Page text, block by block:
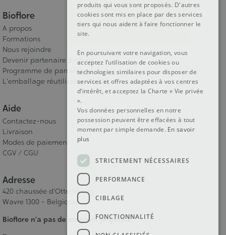
Bioflore
A propos
Formations
Nous rejoindre
Devenir partenaire Bioflore
Programme de parrainage
L'emballage réutilisable RE-ZIP
Aide
Contactez-nous
Livraison
Modes de paiement
CGV / CGU
Adresse
420 chaussée d'Ottenbourg
Wavre 1300 - Belgique
Bioflore n’a pas de magasin physique.
produits qui vous sont proposés. D'autres
cookies sont mis en place par des services
tiers qui nous aident à faire fonctionner le
site.
En poursuivant votre navigation, vous
acceptez l’utilisation de cookies ou
technologies similaires pour disposer de
services et offres adaptées à vos centres
d’intérêt, et acceptez la Charte « Vie privée
».
Vos données personnelles en notre
possession peuvent être effacées à tout
moment par simple demande. En savoir
plus
STRICTEMENT NÉCESSAIRES
PERFORMANCE
CIBLAGE
FONCTIONNALITÉ